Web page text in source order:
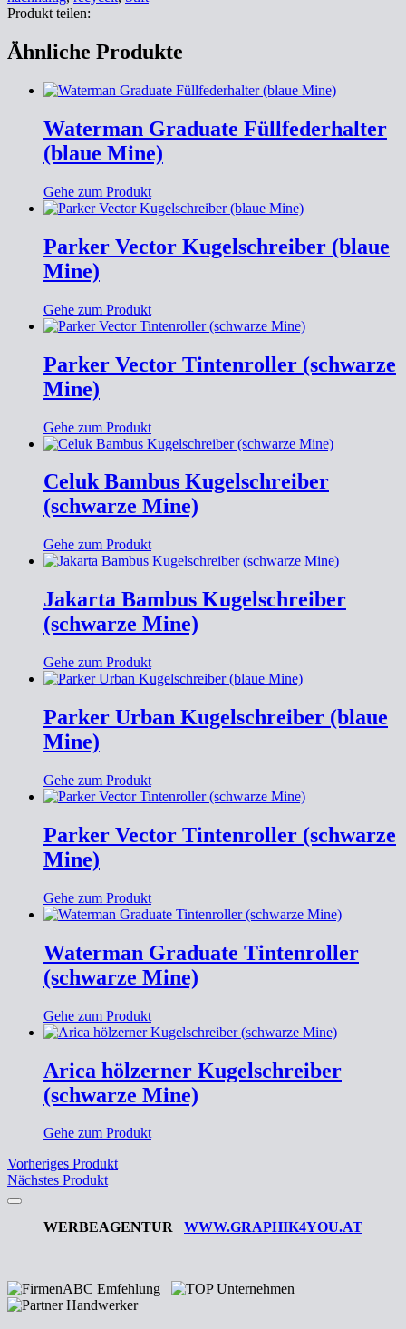
Produkt teilen:
Ähnliche Produkte
Waterman Graduate Füllfederhalter
(blaue Mine)
Gehe zum Produkt
Parker Vector Kugelschreiber (blaue
Mine)
Gehe zum Produkt
Parker Vector Tintenroller (schwarze
Mine)
Gehe zum Produkt
Celuk Bambus Kugelschreiber
(schwarze Mine)
Gehe zum Produkt
Jakarta Bambus Kugelschreiber
(schwarze Mine)
Gehe zum Produkt
Parker Urban Kugelschreiber (blaue
Mine)
Gehe zum Produkt
Parker Vector Tintenroller (schwarze
Mine)
Gehe zum Produkt
Waterman Graduate Tintenroller
(schwarze Mine)
Gehe zum Produkt
Arica hölzerner Kugelschreiber
(schwarze Mine)
Gehe zum Produkt
Vorheriges Produkt
Nächstes Produkt
WERBEAGENTUR WWW.GRAPHIK4YOU.AT